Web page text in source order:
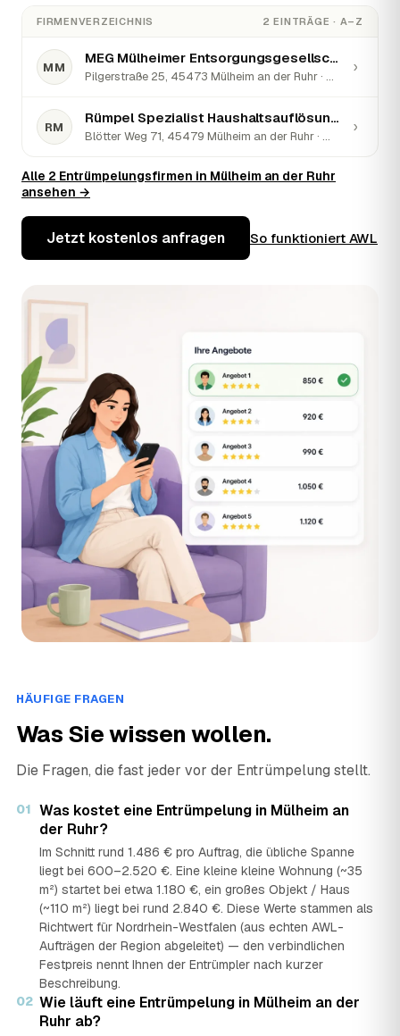
FIRMENVERZEICHNIS 2 EINTRÄGE · A–Z
MM
MEG Mülheimer Entsorgungsgesellschaft mbH
Pilgerstraße 25, 45473 Mülheim an der Ruhr · ★ 3,8 (368)
›
RM
Rümpel Spezialist Haushaltsauflösung & Entrümpelung Mülheim
Blötter Weg 71, 45479 Mülheim an der Ruhr · ★ 5 (45)
›
Alle 2 Entrümpelungsfirmen in Mülheim an der Ruhr
ansehen →
Jetzt kostenlos anfragen So funktioniert AWL
HÄUFIGE FRAGEN
Was Sie wissen wollen.
Die Fragen, die fast jeder vor der Entrümpelung stellt.
01 Was kostet eine Entrümpelung in Mülheim an
der Ruhr?
Im Schnitt rund 1.486 € pro Auftrag, die übliche Spanne
liegt bei 600–2.520 €. Eine kleine kleine Wohnung (~35
m²) startet bei etwa 1.180 €, ein großes Objekt / Haus
(~110 m²) liegt bei rund 2.840 €. Diese Werte stammen als
Richtwert für Nordrhein-Westfalen (aus echten AWL-
Aufträgen der Region abgeleitet) — den verbindlichen
Festpreis nennt Ihnen der Entrümpler nach kurzer
Beschreibung.
02 Wie läuft eine Entrümpelung in Mülheim an der
Ruhr ab?